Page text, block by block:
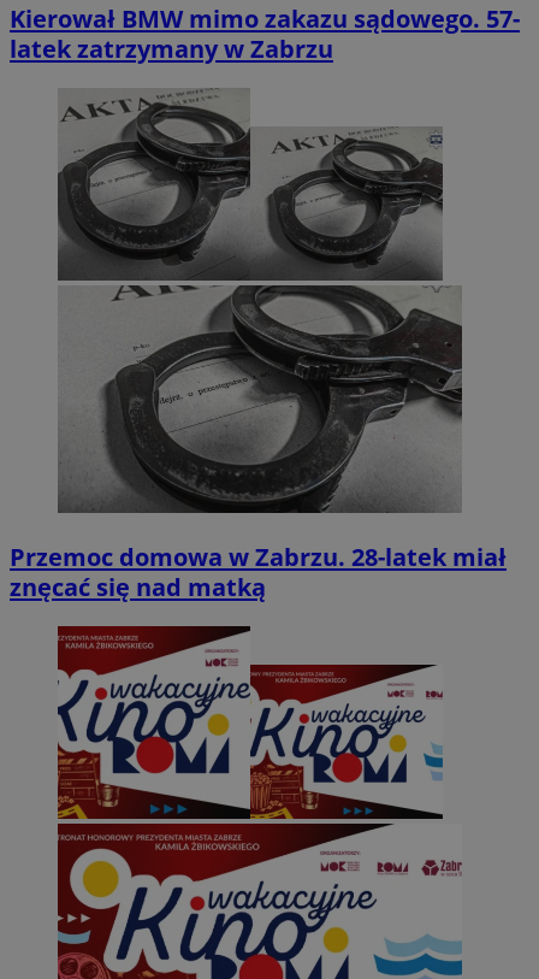
Kierował BMW mimo zakazu sądowego. 57-
latek zatrzymany w Zabrzu
Przemoc domowa w Zabrzu. 28-latek miał
znęcać się nad matką